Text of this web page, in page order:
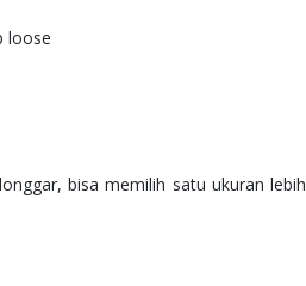
loose
bisa memilih satu ukuran lebih